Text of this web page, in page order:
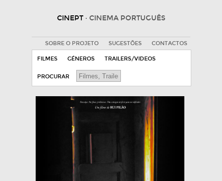
CINEPT · CINEMA PORTUGUÊS
SOBRE O PROJETO SUGESTÕES CONTACTOS
FILMES GÉNEROS TRAILERS/VIDEOS
PROCURAR